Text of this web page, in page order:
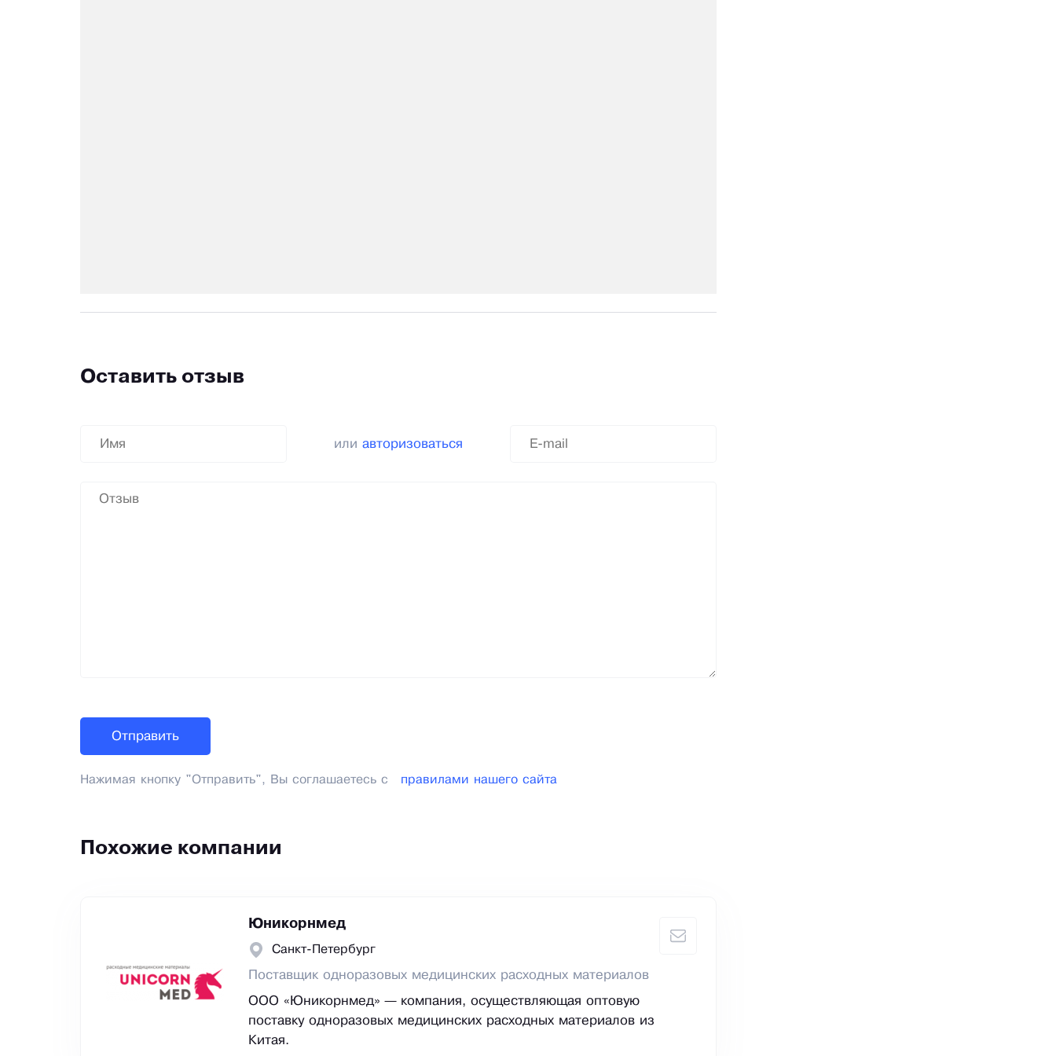
Оставить отзыв
или авторизоваться
Нажимая кнопку "Отправить", Вы соглашаетесь с правилами нашего сайта
Похожие компании
Юникорнмед
Санкт-Петербург
Поставщик одноразовых медицинских расходных материалов
ООО «Юникорнмед» — компания, осуществляющая оптовую
поставку одноразовых медицинских расходных материалов из
Китая.